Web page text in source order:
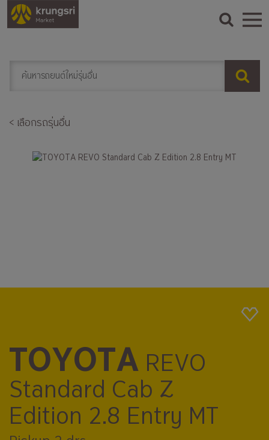
< เลือกรถรุ่นอื่น
TOYOTA REVO
Standard Cab Z
Edition 2.8 Entry MT